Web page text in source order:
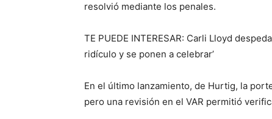
resolvió mediante los penales.
TE PUEDE INTERESAR: Carli Lloyd
ridículo y se ponen a celebrar’
En el último lanzamiento, de Hurtig, la
pero una revisión en el VAR permitió